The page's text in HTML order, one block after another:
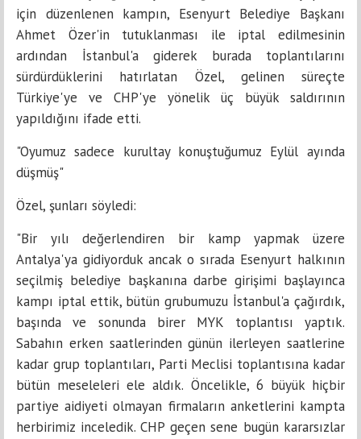
için düzenlenen kampın, Esenyurt Belediye Başkanı
Ahmet Özer'in tutuklanması ile iptal edilmesinin
ardından İstanbul'a giderek burada toplantılarını
sürdürdüklerini hatırlatan Özel, gelinen süreçte
Türkiye'ye ve CHP'ye yönelik üç büyük saldırının
yapıldığını ifade etti.
"Oyumuz sadece kurultay konuştuğumuz Eylül ayında
düşmüş"
Özel, şunları söyledi:
"Bir yılı değerlendiren bir kamp yapmak üzere
Antalya'ya gidiyorduk ancak o sırada Esenyurt halkının
seçilmiş belediye başkanına darbe girişimi başlayınca
kampı iptal ettik, bütün grubumuzu İstanbul'a çağırdık,
başında ve sonunda birer MYK toplantısı yaptık.
Sabahın erken saatlerinden günün ilerleyen saatlerine
kadar grup toplantıları, Parti Meclisi toplantısına kadar
bütün meseleleri ele aldık. Öncelikle, 6 büyük hiçbir
partiye aidiyeti olmayan firmaların anketlerini kampta
herbirimiz inceledik. CHP geçen sene bugün kararsızlar